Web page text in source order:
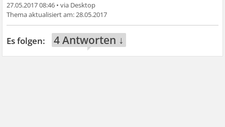
27.05.2017 08:46 •
28.05.2017
4 Antworten ↓